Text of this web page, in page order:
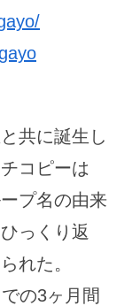
共に誕生し
コピーは
プ名の由来
っくり返
れた。
の3ヶ月間